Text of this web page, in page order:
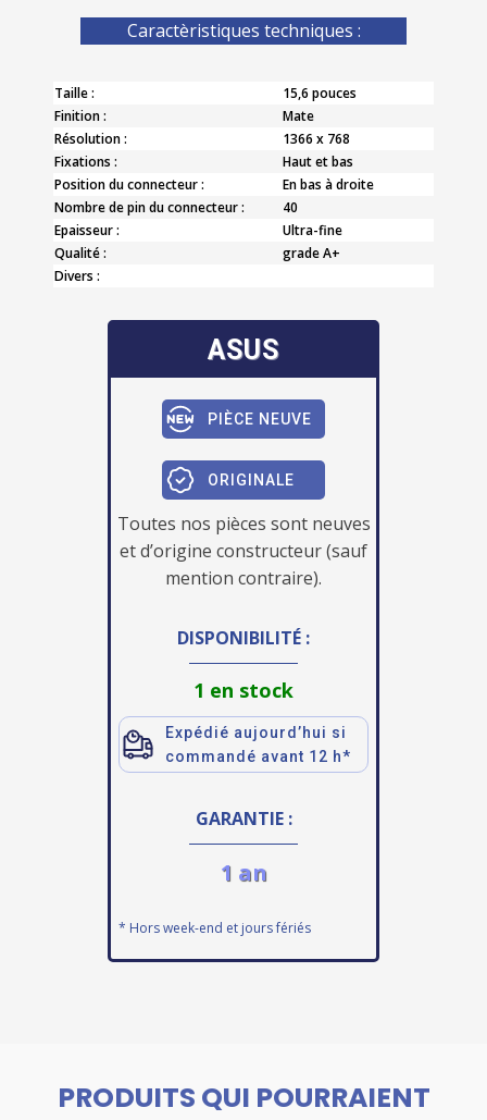
Caractèristiques techniques :
Taille :
15,6 pouces
Finition :
Mate
Résolution :
1366 x 768
Fixations :
Haut et bas
Position du connecteur :
En bas à droite
Nombre de pin du connecteur :
40
Epaisseur :
Ultra-fine
Qualité :
grade A+
Divers :
ASUS
PIÈCE NEUVE
ORIGINALE
Toutes nos pièces sont neuves
et d’origine constructeur (sauf
mention contraire).
DISPONIBILITÉ :
1 en stock
Expédié aujourd’hui si
commandé avant 12 h*
GARANTIE :
1 an
* Hors week-end et jours fériés
PRODUITS QUI POURRAIENT